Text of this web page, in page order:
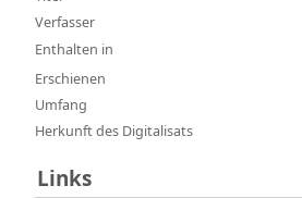
Verfasser
Enthalten in
Erschienen
Umfang
Herkunft des Digitalisats
Links